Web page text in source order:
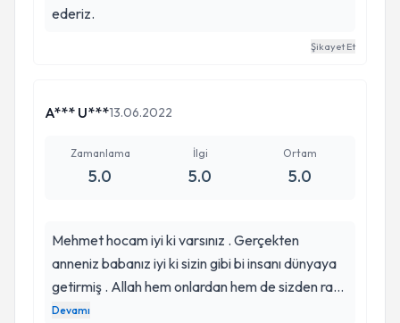
ederiz.
Şikayet Et
A*** U***13.06.2022
Zamanlama
5.0
İlgi
5.0
Ortam
5.0
Mehmet hocam iyi ki varsınız . Gerçekten
anneniz babanız iyi ki sizin gibi bi insanı dünyaya
getirmiş . Allah hem onlardan hem de sizden razı
olsun . Hem insani olarak hem hekim olarak ikisini
Devamı